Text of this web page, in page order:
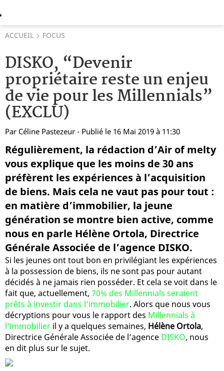
ACCUEIL FOCUS
DISKO, “Devenir
propriétaire reste un enjeu
de vie pour les Millennials”
(EXCLU)
Par Céline Pastezeur - Publié le 16 Mai 2019 à 11:30
Régulièrement, la rédaction d’Air of melty
vous explique que les moins de 30 ans
préfèrent les expériences à l’acquisition
de biens. Mais cela ne vaut pas pour tout :
en matière d’immobilier, la jeune
génération se montre bien active, comme
nous en parle Hélène Ortola, Directrice
Générale Associée de l’agence DISKO.
Si les jeunes ont tout bon en privilégiant les expériences
à la possession de biens, ils ne sont pas pour autant
décidés à ne jamais rien posséder. Et cela se voit dans le
fait que, actuellement, 70% des Millennials seraient
prêts à investir dans l'immobilier. Alors que nous vous
décryptions pour vous le rapport des Millennials à
l'immobilier il y a quelques semaines, Hélène Ortola,
Directrice Générale Associée de l’agence DISKO, nous
en dit plus sur le sujet.